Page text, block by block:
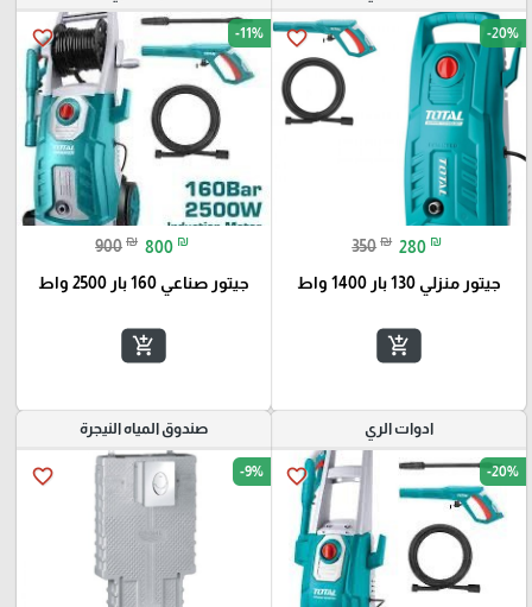
favorite_border -20%
350 ₪ 280 ₪
جيتور منزلي 130 بار 1400 واط
add_shopping_cart
favorite_border -11%
900 ₪ 800 ₪
جيتور صناعي 160 بار 2500 واط
add_shopping_cart
ادوات الري
favorite_border -20%
صندوق المياه النيجرة
favorite_border -9%